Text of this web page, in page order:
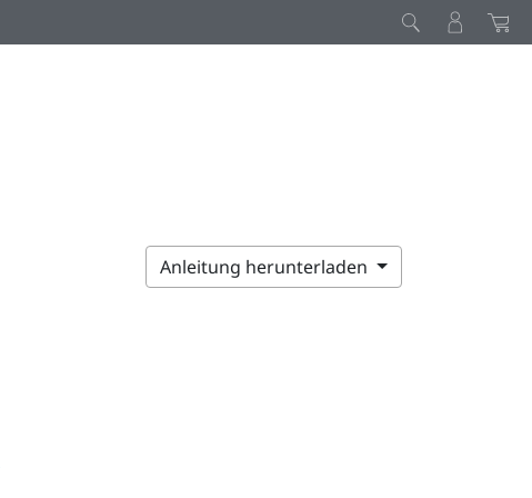
Anleitung herunterladen